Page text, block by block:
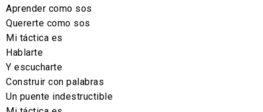
Aprender como sos
Quererte como sos
Mi táctica es
Hablarte
Y escucharte
Construir con palabras
Un puente indestructible